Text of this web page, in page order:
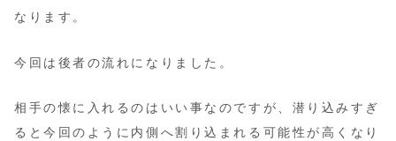
なります。
今回は後者の流れになりました。
相手の懐に入れるのはいい事なのですが、潜り込みすぎ
ると今回のように内側へ割り込まれる可能性が高くなり